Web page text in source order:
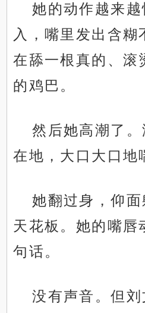
她的动作越来
入，嘴里发出含糊
在舔一根真的、滚
的鸡巴。
然后她高潮了
在地，大口大口地
她翻过身，仰
天花板。她的嘴唇
句话。
没有声音。但